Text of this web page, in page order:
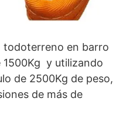
todoterreno en barro
1500Kg y utilizando
de 2500Kg de peso,
de más de